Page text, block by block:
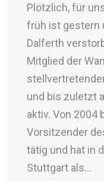
Plötzlich, für
früh ist gestern
Dalferth
Mitglied der
und bis zuletzt
aktiv. Von 2004
Vorsitzender
tätig und hat in
Stuttgart als…